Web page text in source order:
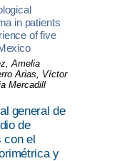
in patients
of five
Amelia
Arias, Víctor
Mercadill
general de
de
con el
y